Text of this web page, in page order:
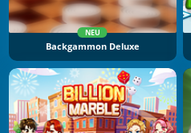
NEU
Backgammon Deluxe